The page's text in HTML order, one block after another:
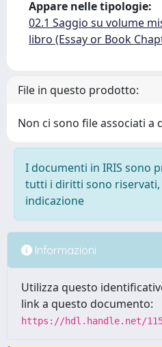
Appare nelle tipologie:
02.1 Saggio su volume
libro (Essay or Book
File in questo prodotto:
Non ci sono file associati a
I documenti in IRIS sono
tutti i diritti sono riservati,
indicazione
Informazioni
Utilizza questo
link a questo documento:
https://hdl.handle.net/